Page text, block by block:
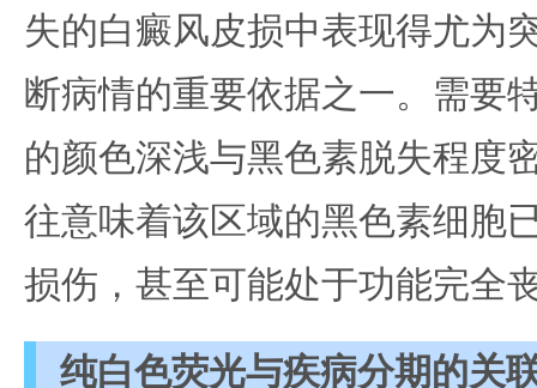
失的白癜风皮损中表现得尤为
断病情的重要依据之一。需要
的颜色深浅与黑色素脱失程度
往意味着该区域的黑色素细胞
损伤，甚至可能处于功能完全
纯白色荧光与疾病分期的关